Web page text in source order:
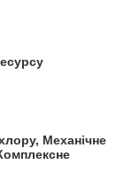
Механічне